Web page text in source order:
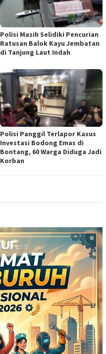
Polisi Masih Selidiki Pencurian
Ratusan Balok Kayu Jembatan
di Tanjung Laut Indah
Polisi Panggil Terlapor Kasus
Investasi Bodong Emas di
Bontang, 60 Warga Diduga Jadi
Korban